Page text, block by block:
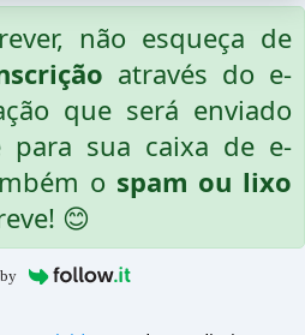
não esqueça de
através do e-
que será enviado
para sua caixa de e-
o spam ou lixo
😊